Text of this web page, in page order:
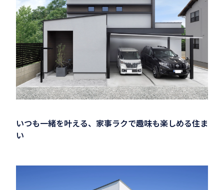
いつも一緒を叶える、家事ラクで趣味も楽しめる住ま
い